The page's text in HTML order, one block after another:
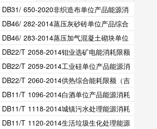
DB31/ 650-2020非织造布单位产品能源消
耗限额（上海市地方标准）
DB46/ 282-2014蒸压灰砂砖单位产品综合
能耗和电耗限额（海南省地方标准）
DB46/ 283-2014蒸压加气混凝土砌块单位
产品综合能耗和电耗限额（海南省地方标
准）
DB22/T 2058-2014钼业选矿电能消耗限额
（吉林省地方标准）
DB22/T 2059-2014工业硅单位产品能源消
耗限额（吉林省地方标准）
DB22/T 2060-2014供热综合能耗限额（吉
林省地方标准）
DB11/T 1096-2014白酒单位产品能源消耗
限额（北京市地方标准）
DB11/T 1118-2014城镇污水处理能源消耗
限额（北京市地方标准）
DB11/T 1120-2014生活垃圾生化处理能源